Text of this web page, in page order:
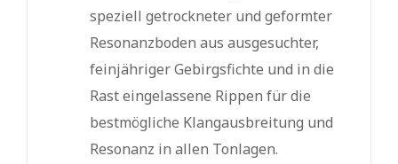
speziell getrockneter und geformter
Resonanzboden aus ausgesuchter,
feinjähriger Gebirgsfichte und in die
Rast eingelassene Rippen für die
bestmögliche Klangausbreitung und
Resonanz in allen Tonlagen.